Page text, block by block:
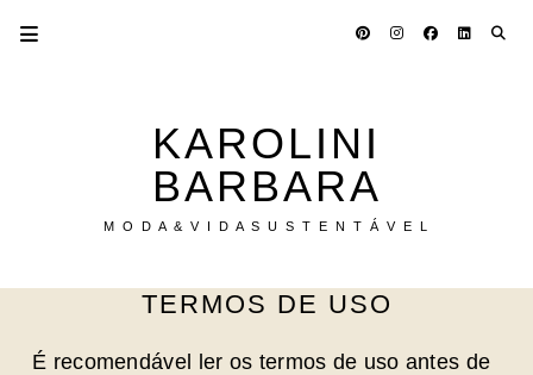
KAROLINI
BARBARA
M O D A & V I D A S U S T E N T Á V E L
TERMOS DE USO
É recomendável ler os termos de uso antes de